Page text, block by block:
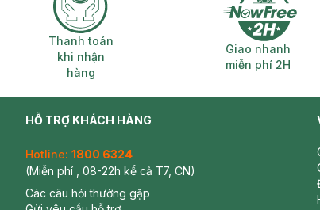
Thanh toán khi nhận hàng
Thanh toán
khi nhận
hàng
Giao
Giao nhanh
miễn phí 2H
HỖ TRỢ KHÁCH HÀNG
Hotline: 1800 6324
(Miễn phí , 08-22h kể cả T7, CN)
Các câu hỏi thường gặp